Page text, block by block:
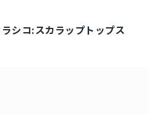
シコ:スカラップトップス